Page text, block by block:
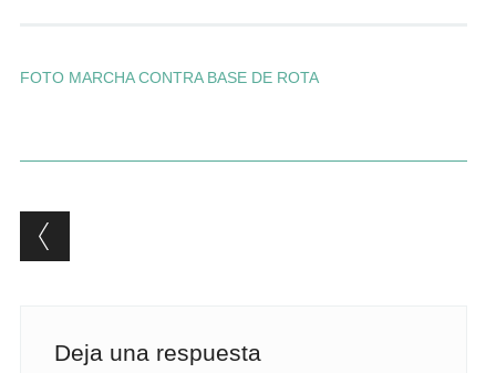
FOTO MARCHA CONTRA BASE DE ROTA
Post navigation
Deja una respuesta